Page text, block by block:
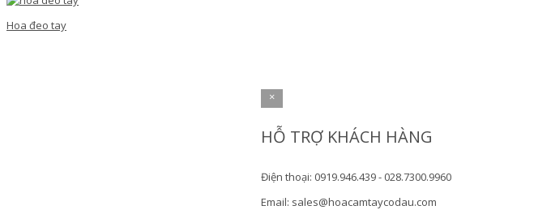
Hoa đeo tay
×
HỖ TRỢ KHÁCH HÀNG
Điện thoại: 0919.946.439 - 028.7300.9960
Email: sales@hoacamtaycodau.com